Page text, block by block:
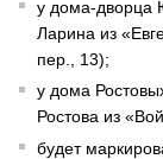
у дома-дворца
Ларина из
пер., 13);
у дома
Ростова из
будет